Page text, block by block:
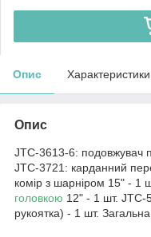
Опис Характеристики
Опис
JTC-3613-6: подовжувач
JTC-3721: карданний
комір з шарніром 15" - 1
головкою 12" - 1 шт. JTC-
рукоятка) - 1 шт. Загальна